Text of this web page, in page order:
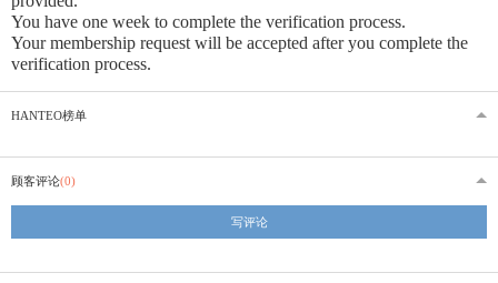
You have one week to complete the verification process.
Your membership request will be accepted after you complete the
verification process.
HANTEO榜单
顾客评论(0)
写评论